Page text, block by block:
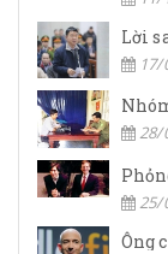
17/
28/
25/